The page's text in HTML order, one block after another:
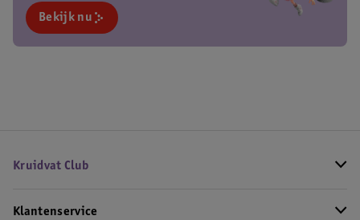
Bekijk nu
Kruidvat Club
Klantenservice